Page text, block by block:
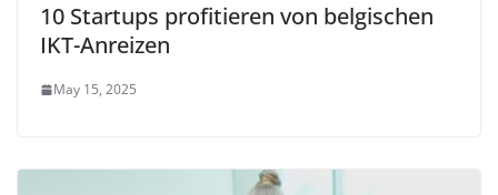
10 Startups profitieren von belgischen
IKT-Anreizen
May 15, 2025